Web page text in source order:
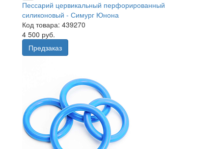
Пессарий цервикальный перфорированный
силиконовый - Симург Юнона
Код товара: 439270
4 500 руб.
Предзаказ